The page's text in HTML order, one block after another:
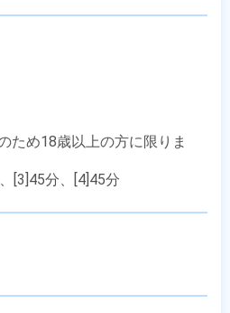
ため18歳以上の方に限りま
[3]45分、[4]45分